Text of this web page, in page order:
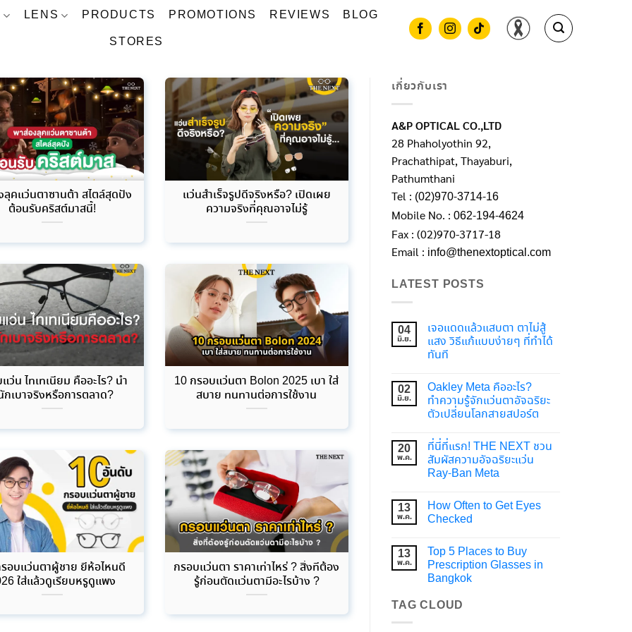
LENS PRODUCTS PROMOTIONS REVIEWS
BLOG
STORES
ลุคแว่นตาซานต้า สไตล์สุดปัง
ต้อนรับคริสต์มาสนี้!
แว่นสำเร็จรูปดีจริงหรือ? เปิดเผย
ความจริงที่คุณอาจไม่รู้
ว่น ไทเทเนียม คืออะไร? น้ำ
เบาจริงหรือการตลาด?
10 กรอบแว่นตา Bolon 2025 เบา ใส่
สบาย ทนทานต่อการใช้งาน
อบแว่นตาผู้ชาย ยี่ห้อไหนดี
ใส่แล้วดูเรียบหรูดูแพง
กรอบแว่นตา ราคาเท่าไหร่ ? สิ่งที่ต้อง
รู้ก่อนตัดแว่นตามีอะไรบ้าง ?
เกี่ยวกับเรา
A&P OPTICAL CO.,LTD
28 Phaholyothin 92,
Prachathipat, Thayaburi,
Pathumthani
Tel : (02)970-3714-16
Mobile No. : 062-194-4624
Fax : (02)970-3717-18
Email : info@thenextoptical.com
LATEST POSTS
04
มิ.ย.
เจอแดดแล้วแสบตา ตาไม่สู้
แสง วิธีแก้แบบง่ายๆ ที่ทำได้
ทันที
02
มิ.ย.
Oakley Meta คืออะไร?
ทำความรู้จักแว่นตาอัจฉริยะ
ตัวเปลี่ยนโลกสายสปอร์ต
20
พ.ค.
ที่นี่ที่แรก! THE NEXT ชวน
สัมผัสความอัจฉริยะแว่น
Ray-Ban Meta
13
พ.ค.
How Often to Get Eyes
Checked
13
พ.ค.
Top 5 Places to Buy
Prescription Glasses in
Bangkok
TAG CLOUD